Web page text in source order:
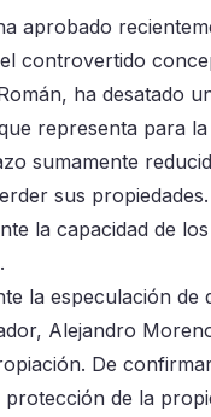
aprobado
controvertido
ha desatado
representa para
sumamente
sus
la capacidad de
la especulación
Alejandro
De
de la